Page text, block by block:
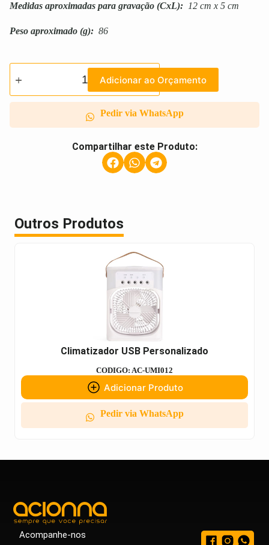
Medidas aproximadas para gravação (CxL): 12 cm x 5 cm
Peso aproximado (g): 86
Adicionar ao Orçamento
Pedir via WhatsApp
Compartilhar este Produto:
Outros Produtos
Climatizador USB Personalizado
CODIGO: AC-UMI012
Adicionar Produto
Pedir via WhatsApp
Acompanhe-nos